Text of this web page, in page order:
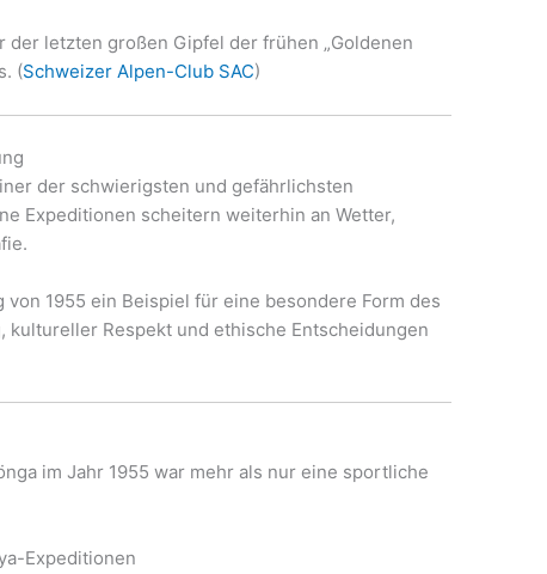
der letzten großen Gipfel der frühen „Goldenen
(Schweizer Alpen-Club SAC)
der schwierigsten und gefährlichsten
Expeditionen scheitern weiterhin an Wetter,
1955 ein Beispiel für eine besondere Form des
Respekt und ethische Entscheidungen
im Jahr 1955 war mehr als nur eine sportliche
Expeditionen